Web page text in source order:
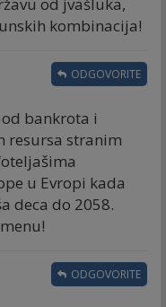
kombinacija!
bankrota i
resursa stranim
u Evropi kada
deca do 2058.
ODGOVORITE
ODGOVORITE